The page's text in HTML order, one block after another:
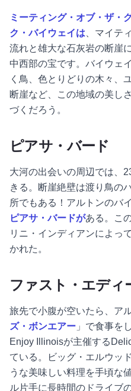
ミーティング・オブ・ザ・
ク・バイウェイは、マイテ
流れと雄大な石灰岩の断崖
中西部の宝です。バイウェ
く鳥、色とりどりの木々、
断崖など、この地域の美し
づくだろう。
ピアサ・バード
大河の出会いの周辺では、
きる。断崖絶壁は渡り鳥の
所でもある！アルトンのバ
ピアサ・バードがある。こ
リニ・インディアンによっ
かれた。
ファスト・エディ
旅先で小腹が空いたら、ア
ズ・ボンエアー 」で食事を
Enjoy Illinoisが主催する
ている。ビッグ・エルウッ
うな美味しい料理を手頃な
ル片手に長時間のドライブ